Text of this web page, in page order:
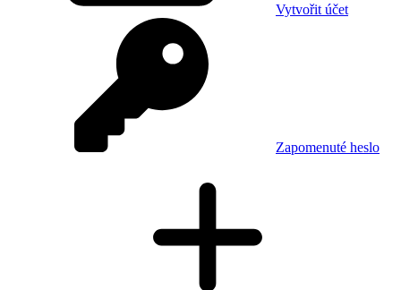
Vytvořit účet
Zapomenuté heslo